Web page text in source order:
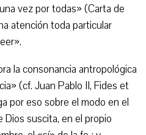
vez por todas» (Carta de
atención toda particular
la consonancia antropológica
(cf. Juan Pablo II, Fides et
por eso sobre el modo en el
Dios suscita, en el propio